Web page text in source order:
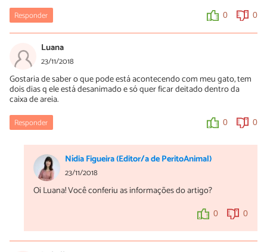
Responder 0 0
Luana
23/11/2018
Gostaria de saber o que pode está acontecendo com meu gato, tem
dois dias q ele está desanimado e só quer ficar deitado dentro da
caixa de areia.
Responder 0 0
Nídia Figueira (Editor/a de PeritoAnimal)
23/11/2018
Oi Luana! Você conferiu as informações do artigo?
0 0